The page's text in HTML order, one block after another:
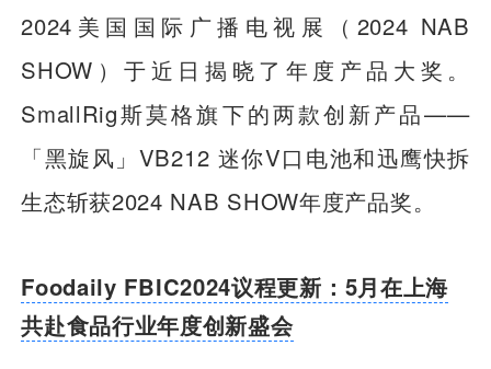
2024美国国际广播电视展（2024 NAB
SHOW）于近日揭晓了年度产品大奖。
SmallRig斯莫格旗下的两款创新产品——
「黑旋风」VB212 迷你V口电池和迅鹰快拆
生态斩获2024 NAB SHOW年度产品奖。
Foodaily FBIC2024议程更新：5月在上海
共赴食品行业年度创新盛会